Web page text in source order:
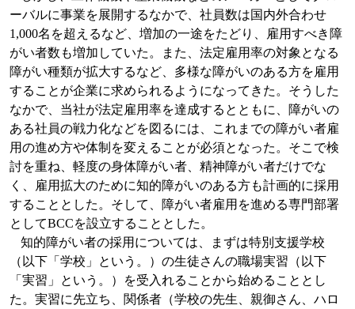
ーバルに事業を展開するなかで、社員数は国内外合わせ
1,000名を超えるなど、増加の一途をたどり、雇用すべき障
がい者数も増加していた。また、法定雇用率の対象となる
障がい種類が拡大するなど、多様な障がいのある方を雇用
することが企業に求められるようになってきた。そうした
なかで、当社が法定雇用率を達成するとともに、障がいの
ある社員の戦力化などを図るには、これまでの障がい者雇
用の進め方や体制を変えることが必須となった。そこで検
討を重ね、軽度の身体障がい者、精神障がい者だけでな
く、雇用拡大のために知的障がいのある方も計画的に採用
することとした。そして、障がい者雇用を進める専門部署
としてBCCを設立することとした。
知的障がい者の採用については、まずは特別支援学校
（以下「学校」という。）の生徒さんの職場実習（以下
「実習」という。）を受入れることから始めることとし
た。実習に先立ち、関係者（学校の先生、親御さん、ハロ